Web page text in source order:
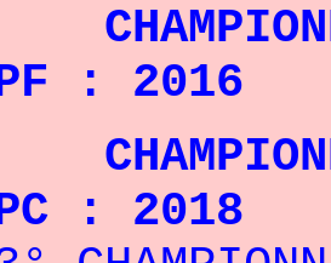
: 2016
: 2018